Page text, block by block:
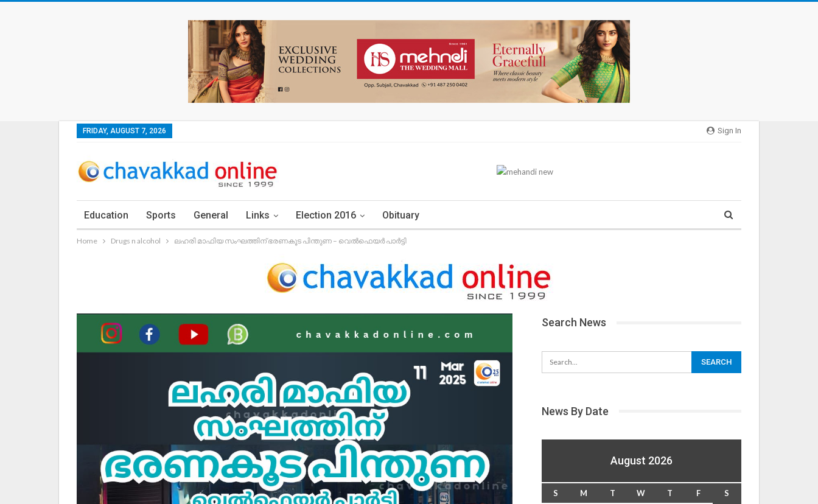
Sign In
FRIDAY, AUGUST 7, 2026
Education Sports General Links Election 2016 Obituary
Home Drugs n alcohol ലഹരി മാഫിയ സംഘത്തിന് ഭരണകൂട പിന്തുണ – വെൽഫെയർ പാർട്ടി
Search News
News By Date
August 2026
S M T W T F
S